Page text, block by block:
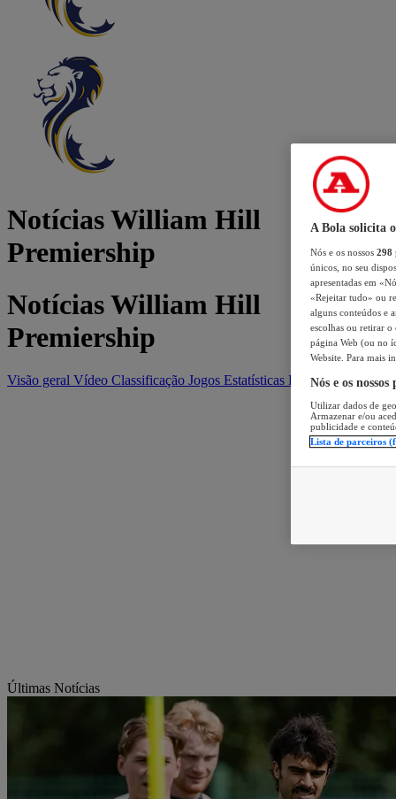
Notícias William Hill
Premiership
Notícias William Hill
Premiership
Visão geral Vídeo Classificação Jogos Estatísticas Equipas
Últimas Notícias
A Bola solicita
Nós e os nossos 298
únicos, no seu
apresentadas em
«Rejeitar tudo» ou
alguns conteúdos e
escolhas ou retirar
página Web (ou no
Website. Para mais
Nós e os
Utilizar dados de
Armazenar e/ou
publicidade e
Lista de parceiros